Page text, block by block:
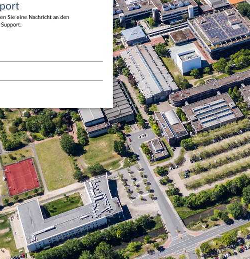
Sie eine Nachricht an den